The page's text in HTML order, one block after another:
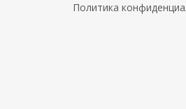
Политика